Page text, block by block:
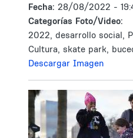
Fecha: 28/08/2022 -
Categorías Foto/Video:
2022, desarrollo social,
Cultura, skate park,
Descargar Imagen